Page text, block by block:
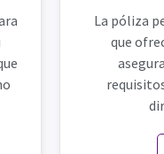
La póliza
que